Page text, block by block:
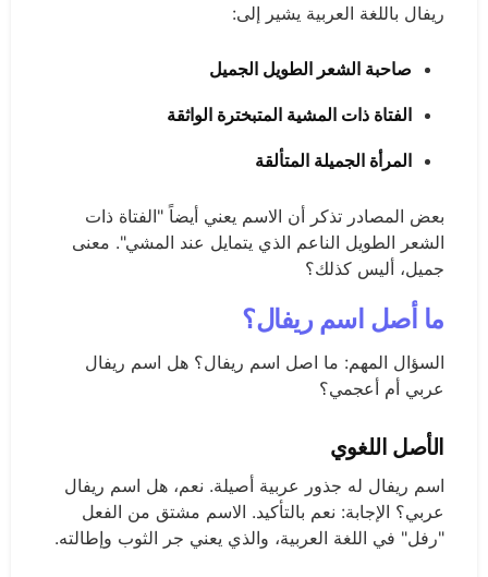
ريفال باللغة العربية يشير إلى:
صاحبة الشعر الطويل الجميل
الفتاة ذات المشية المتبخترة الواثقة
المرأة الجميلة المتألقة
بعض المصادر تذكر أن الاسم يعني أيضاً "الفتاة ذات
الشعر الطويل الناعم الذي يتمايل عند المشي". معنى
جميل، أليس كذلك؟
ما أصل اسم ريفال؟
السؤال المهم: ما اصل اسم ريفال؟ هل اسم ريفال
عربي أم أعجمي؟
الأصل اللغوي
اسم ريفال له جذور عربية أصيلة. نعم، هل اسم ريفال
عربي؟ الإجابة: نعم بالتأكيد. الاسم مشتق من الفعل
"رفل" في اللغة العربية، والذي يعني جر الثوب وإطالته.